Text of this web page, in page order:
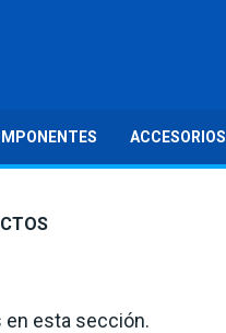
ACCESORIOS
en esta sección.